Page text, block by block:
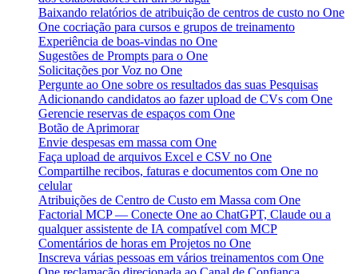
Baixando relatórios de atribuição de centros de custo no One
One cocriação para cursos e grupos de treinamento
Experiência de boas-vindas no One
Sugestões de Prompts para o One
Solicitações por Voz no One
Pergunte ao One sobre os resultados das suas Pesquisas
Adicionando candidatos ao fazer upload de CVs com One
Gerencie reservas de espaços com One
Botão de Aprimorar
Envie despesas em massa com One
Faça upload de arquivos Excel e CSV no One
Compartilhe recibos, faturas e documentos com One no
celular
Atribuições de Centro de Custo em Massa com One
Factorial MCP — Conecte One ao ChatGPT, Claude ou a
qualquer assistente de IA compatível com MCP
Comentários de horas em Projetos no One
Inscreva várias pessoas em vários treinamentos com One